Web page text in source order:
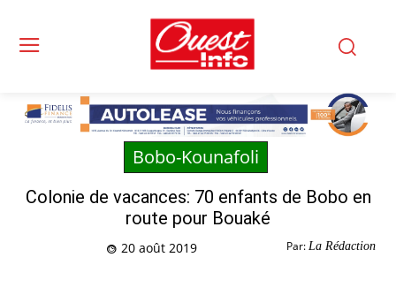
Bobo-Kounafoli
Colonie de vacances: 70 enfants de Bobo en
route pour Bouaké
Par: La Rédaction
20 août 2019